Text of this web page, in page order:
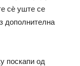
сѐ уште се
дополнителна
поскапи од